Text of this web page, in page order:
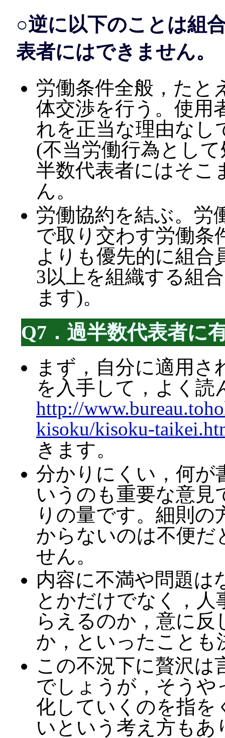
○逆に以下のことは組
表者にはできません。
労働条件全般，たと
体交渉を行う。使用
れを正当な理由なし
(不当労働行為とし
半数代表者にはそこ
ん。
労働協約を結ぶ。労
で取り交わす労働条
よりも優先的に組合
3以上を組織する組
ます)。
Q7．過半数代表者に
まず，自分に適用さ
を入手して，よく読
http://
kisoku/kisoku-
きます。
分かりにくい，何が
いうのも重要な意見
りの量です。細則
からないのは不便だ
せん。
内容に不満や問題は
とかだけでなく，
らえるのか，意に
か，といったことも
この不況下に贅沢は
でしょうが，そうや
化していくのを指を
いという考え方もあ